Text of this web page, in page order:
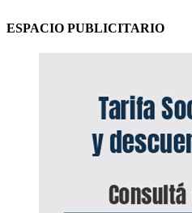
ESPACIO PUBLICITARIO